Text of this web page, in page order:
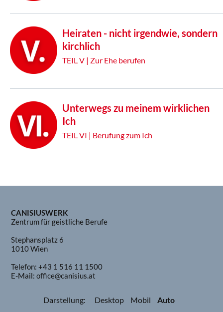
Heiraten - nicht irgendwie, sondern
kirchlich
TEIL V | Zur Ehe berufen
Unterwegs zu meinem wirklichen
Ich
TEIL VI | Berufung zum Ich
CANISIUSWERK
Zentrum für geistliche Berufe
Stephansplatz 6
1010 Wien
Telefon:+43 1 516 11 1500
E-Mail:office@canisius.at
Darstellung: Desktop Mobil Auto